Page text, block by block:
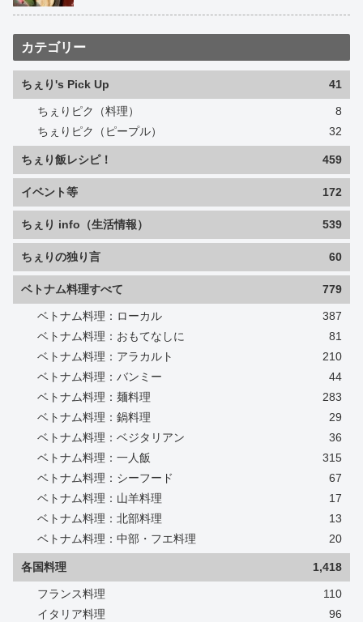
カテゴリー
ちぇり's Pick Up 41
ちぇりピク（料理）
8
ちぇりピク（ピープル）
32
ちぇり飯レシピ！ 459
イベント等 172
ちぇり info（生活情報） 539
ちぇりの独り言 60
ベトナム料理すべて 779
ベトナム料理：ローカル
387
ベトナム料理：おもてなしに
81
ベトナム料理：アラカルト
210
ベトナム料理：バンミー
44
ベトナム料理：麺料理
283
ベトナム料理：鍋料理
29
ベトナム料理：ベジタリアン
36
ベトナム料理：一人飯
315
ベトナム料理：シーフード
67
ベトナム料理：山羊料理
17
ベトナム料理：北部料理
13
ベトナム料理：中部・フエ料理
20
各国料理 1,418
フランス料理
110
イタリア料理
96